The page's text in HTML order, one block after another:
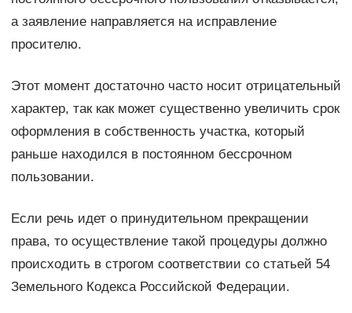
а заявление направляется на исправление
просителю.
Этот момент достаточно часто носит отрицательный
характер, так как может существенно увеличить срок
оформления в собственность участка, который
раньше находился в постоянном бессрочном
пользовании.
Если речь идет о принудительном прекращении
права, то осуществление такой процедуры должно
происходить в строгом соответствии со статьей 54
Земельного Кодекса Российской Федерации.